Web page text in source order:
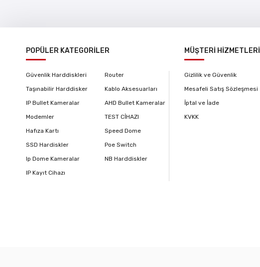
POPÜLER KATEGORİLER
Güvenlik Harddiskleri
Taşınabilir Harddisker
IP Bullet Kameralar
Modemler
Hafıza Kartı
SSD Hardiskler
Ip Dome Kameralar
IP Kayıt Cihazı
Router
Kablo Aksesuarları
AHD Bullet Kameralar
TEST CİHAZI
Speed Dome
Poe Switch
NB Harddiskler
MÜŞTERİ HİZMETLERİ
Gizlilik ve Güvenlik
Mesafeli Satış Sözleşmesi
İptal ve İade
KVKK